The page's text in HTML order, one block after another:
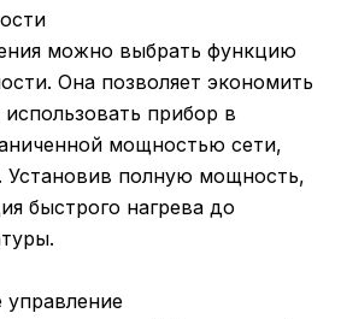
можно выбрать функцию
Она позволяет экономить
прибор в
мощностью сети,
Установив полную мощность,
быстрого нагрева до
управление